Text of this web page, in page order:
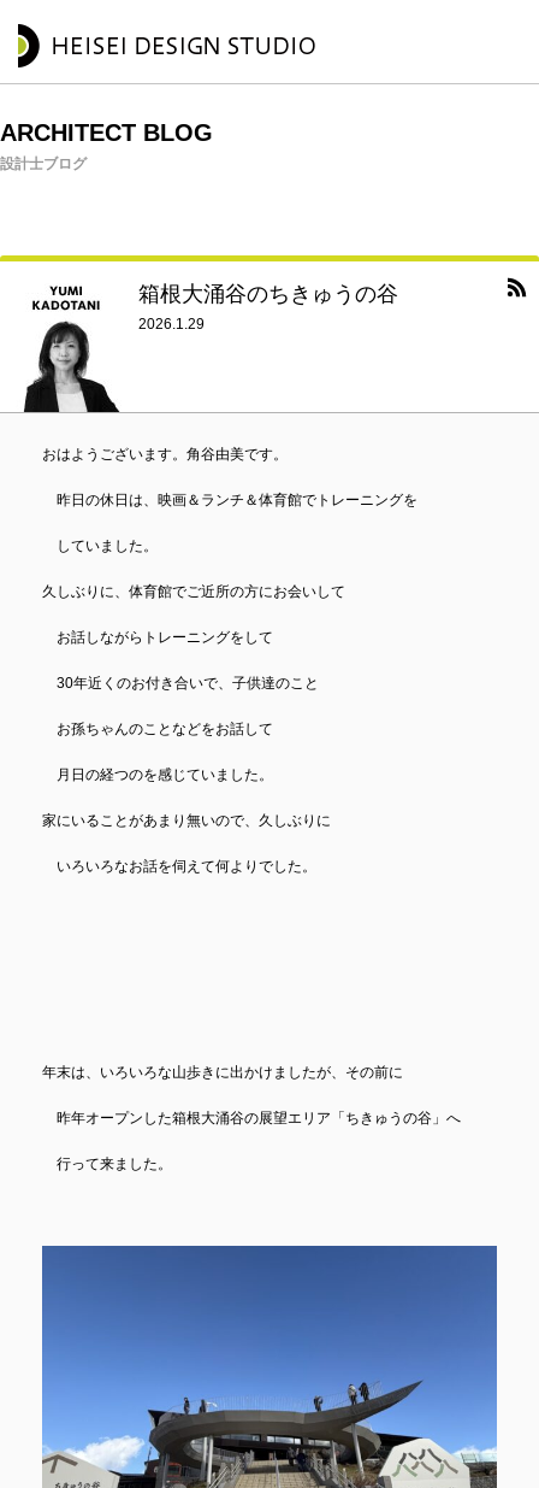
ARCHITECT BLOG
設計士ブログ
箱根大涌谷のちきゅうの谷
2026.1.29
おはようございます。角谷由美です。
昨日の休日は、映画＆ランチ＆体育館でトレーニングを
していました。
久しぶりに、体育館でご近所の方にお会いして
お話しながらトレーニングをして
30年近くのお付き合いで、子供達のこと
お孫ちゃんのことなどをお話して
月日の経つのを感じていました。
家にいることがあまり無いので、久しぶりに
いろいろなお話を伺えて何よりでした。
年末は、いろいろな山歩きに出かけましたが、その前に
昨年オープンした箱根大涌谷の展望エリア「ちきゅうの谷」へ
行って来ました。